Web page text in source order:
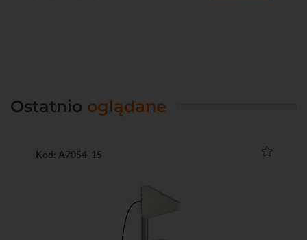
Ostatnio oglądane
Kod: A7054_15